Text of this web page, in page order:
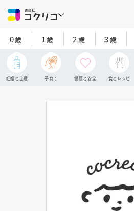
0歳 1歳 2 歳 3歳
妊娠と出産 子育て 健康と安全 食とレシピ